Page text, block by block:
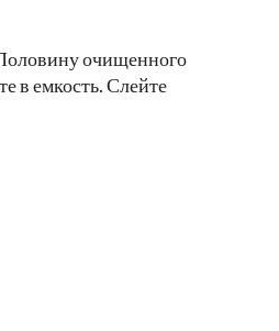
очищенного
в емкость. Слейте